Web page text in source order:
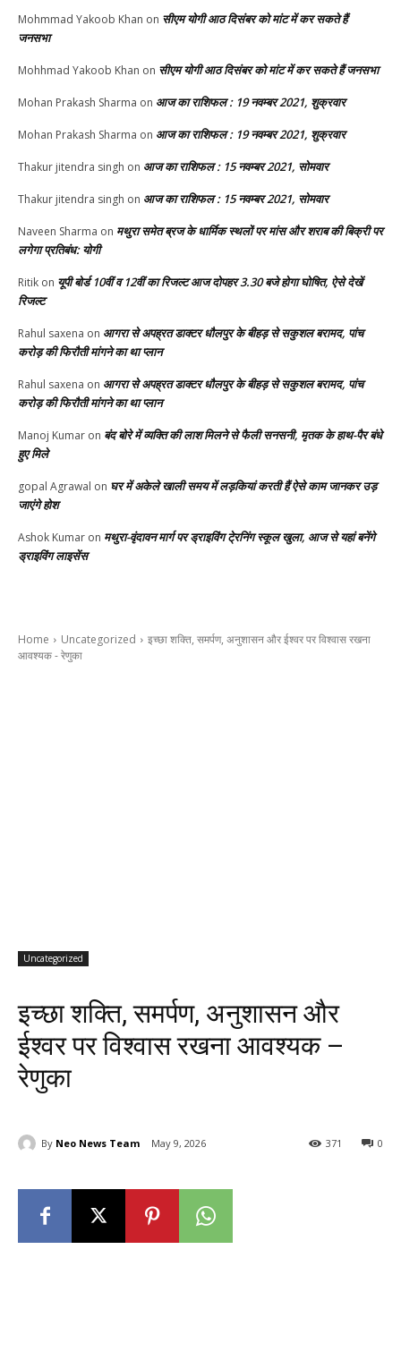
Mohmmad Yakoob Khan on सीएम योगी आठ दिसंबर को मांट में कर सकते हैं
जनसभा
Mohhmad Yakoob Khan on सीएम योगी आठ दिसंबर को मांट में कर सकते हैं जनसभा
Mohan Prakash Sharma on आज का राशिफल : 19 नवम्बर 2021, शुक्रवार
Mohan Prakash Sharma on आज का राशिफल : 19 नवम्बर 2021, शुक्रवार
Thakur jitendra singh on आज का राशिफल : 15 नवम्बर 2021, सोमवार
Thakur jitendra singh on आज का राशिफल : 15 नवम्बर 2021, सोमवार
Naveen Sharma on मथुरा समेत ब्रज के धार्मिक स्थलों पर मांस और शराब की बिक्री पर
लगेगा प्रतिबंध: योगी
Ritik on यूपी बोर्ड 10वीं व 12वीं का रिजल्ट आज दोपहर 3.30 बजे होगा घोषित, ऐसे देखें
रिजल्ट
Rahul saxena on आगरा से अपह्रत डाक्टर धौलपुर के बीहड़ से सकुशल बरामद, पांच
करोड़ की फिरौती मांगने का था प्लान
Rahul saxena on आगरा से अपह्रत डाक्टर धौलपुर के बीहड़ से सकुशल बरामद, पांच
करोड़ की फिरौती मांगने का था प्लान
Manoj Kumar on बंद बोरे में व्यक्ति की लाश मिलने से फैली सनसनी, मृतक के हाथ-पैर बंधे
हुए मिले
gopal Agrawal on घर में अकेले खाली समय में लड़कियां करती हैं ऐसे काम जानकर उड़
जाएंगे होश
Ashok Kumar on मथुरा-वृंदावन मार्ग पर ड्राइविंग टे्रनिंग स्कूल खुला, आज से यहां बनेंगे
ड्राइविंग लाइसेंस